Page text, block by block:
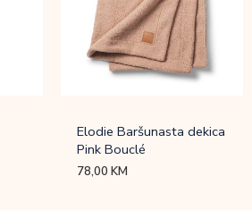
Elodie Baršunasta dekica
Pink Bouclé
78,00KM